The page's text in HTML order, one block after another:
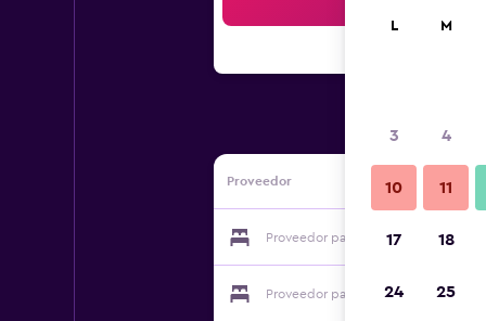
Proveedor
Proveedor para Hotel Dömitzer Hafen
Proveedor para Hotel Dömitzer
L M
3 4
10 11
17 18
24 25